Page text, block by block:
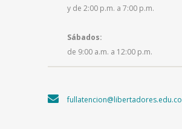
y de 2:00 p.m. a 7:00 p.m.
Sábados:
de 9:00 a.m. a 12:00 p.m.
fullatencion@libertadores.edu.co